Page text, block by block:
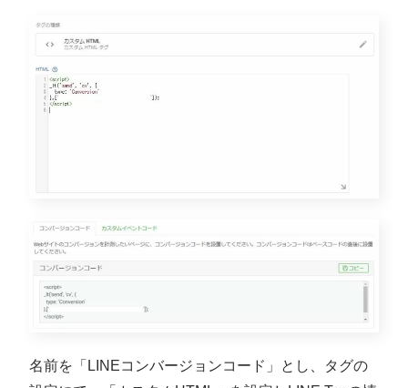
名前を「LINEコンバージョンコード」とし、タグの